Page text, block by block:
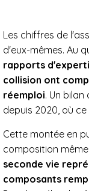
Les chiffres de
d'eux-mêmes. Au
rapports
collision ont
réemploi. Un
depuis 2020, où
Cette montée en
composition
seconde vie
composants